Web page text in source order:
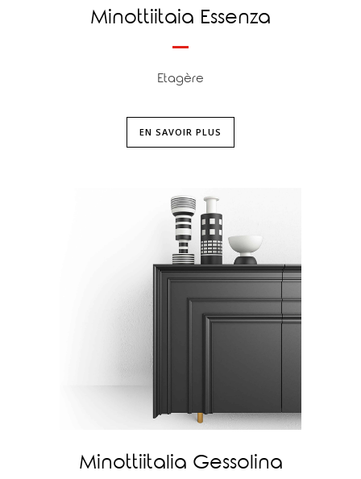
Minottiitaia Essenza
Etagère
EN SAVOIR PLUS
Minottiitalia Gessolina